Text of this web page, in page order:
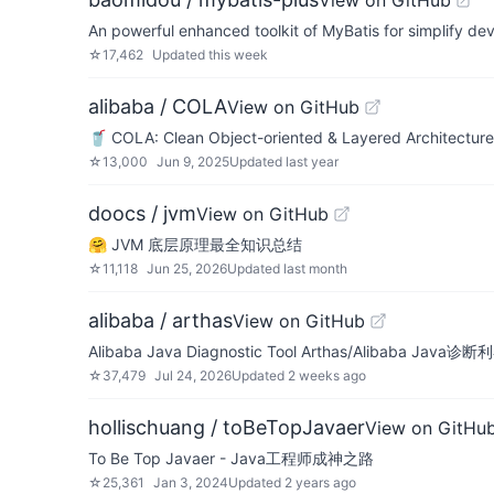
An powerful enhanced toolkit of MyBatis for simplify
☆17,462 Updated this week
alibaba / COLAView on GitHub
🥤 COLA: Clean Object-oriented & Layered Architecture
☆13,000 Jun 9, 2025Updated last year
doocs / jvmView on GitHub
🤗 JVM 底层原理最全知识总结
☆11,118 Jun 25, 2026Updated last month
alibaba / arthasView on GitHub
Alibaba Java Diagnostic Tool Arthas/Alibaba Java诊断
☆ 37,479 Jul 24, 2026Updated 2 weeks ago
hollischuang / toBeTopJavaerView on
To Be Top Javaer - Java工程师成神之路
☆ 25,361 Jan 3, 2024Updated 2 years ago